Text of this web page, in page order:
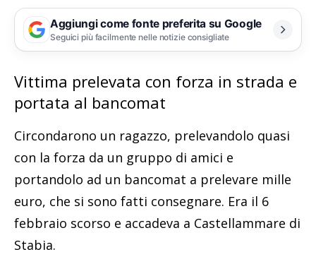
Aggiungi come fonte preferita su Google
Seguici più facilmente nelle notizie consigliate
Vittima prelevata con forza in strada e
portata al bancomat
Circondarono un ragazzo, prelevandolo quasi
con la forza da un gruppo di amici e
portandolo ad un bancomat a prelevare mille
euro, che si sono fatti consegnare. Era il 6
febbraio scorso e accadeva a Castellammare di
Stabia.